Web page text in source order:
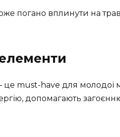
погано вплинути на
це must-have для молодої
допомагають